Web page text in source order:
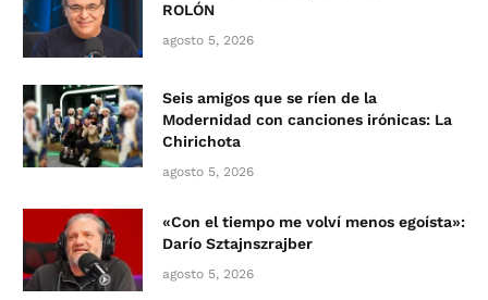
ROLÓN
agosto 5, 2026
Seis amigos que se ríen de la
Modernidad con canciones irónicas: La
Chirichota
agosto 5, 2026
«Con el tiempo me volví menos egoísta»:
Darío Sztajnszrajber
agosto 5, 2026